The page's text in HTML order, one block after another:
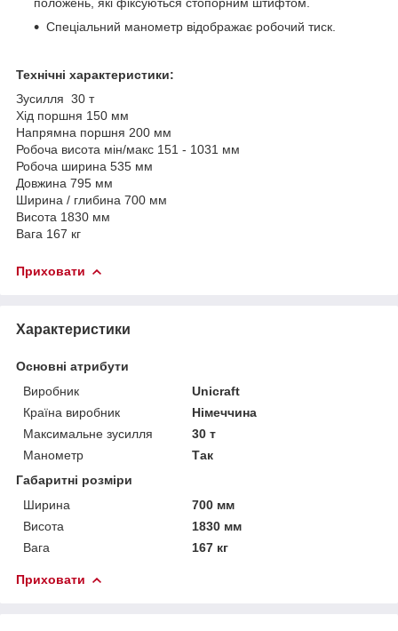
Спеціальний манометр відображає робочий тиск.
Технічні характеристики:
Зусилля 30 т
Хід поршня 150 мм
Напрямна поршня 200 мм
Робоча висота мін/макс 151 - 1031 мм
Робоча ширина 535 мм
Довжина 795 мм
Ширина / глибина 700 мм
Висота 1830 мм
Вага 167 кг
Приховати
Характеристики
Основні атрибути
Виробник
Unicraft
Країна виробник
Німеччина
Максимальне зусилля
30 т
Манометр
Так
Габаритні розміри
Ширина
700 мм
Висота
1830 мм
Вага
167 кг
Приховати